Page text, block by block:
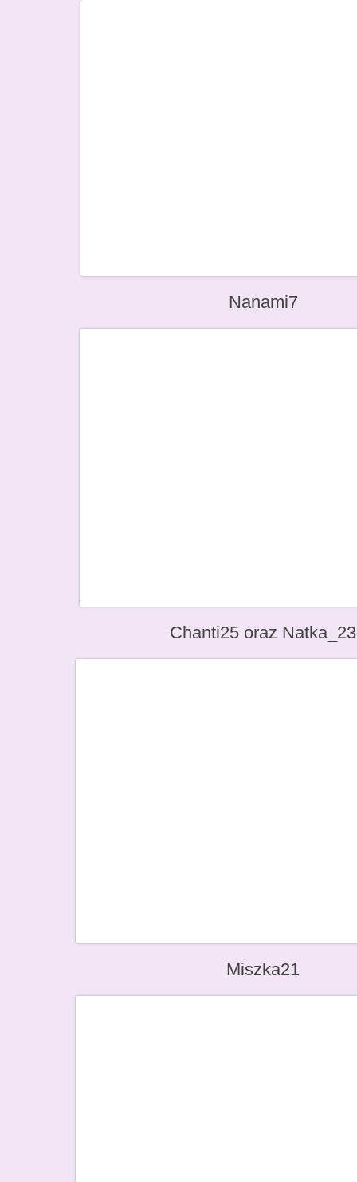
Nanami7
Chanti25 oraz Natka_23
Miszka21